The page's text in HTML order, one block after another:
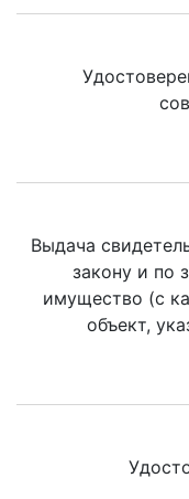
Выдача
закону и по
имущество (с
объект,